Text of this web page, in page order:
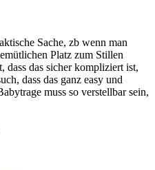
Sache, zb wenn man
Platz zum Stillen
dass das sicher kompliziert ist,
dass das ganz easy und
muss so verstellbar sein,